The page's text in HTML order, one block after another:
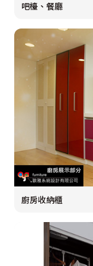
吧檯、餐廳
廚房收納櫃